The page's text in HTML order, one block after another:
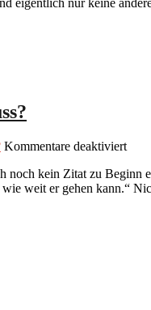
Kommentare deaktiviertfür
3/15:
Mut
noch kein Zitat zu
wie weit er gehen kann.“